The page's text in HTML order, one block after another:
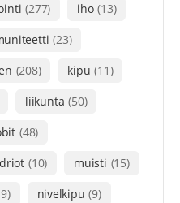
(277) iho (13)
(23)
(208) kipu (11)
liikunta (50)
(48)
(10) muisti (15)
nivelkipu (9)